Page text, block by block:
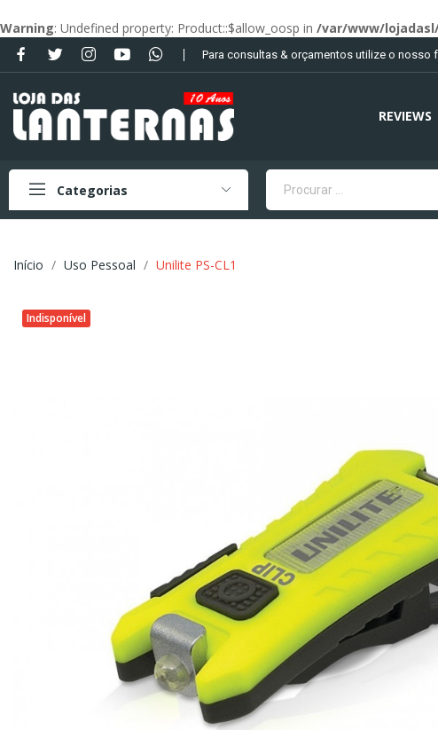
Warning: Undefined property: Product::$allow_oosp in /var/www/
Para consultas & orçamentos utilize o nosso
REVIEWS
Categorias
Início Uso Pessoal Unilite PS-CL1
Indisponível